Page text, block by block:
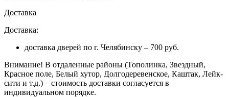
Доставка
Доставка:
доставка дверей по г. Челябинску – 700 руб.
Внимание! В отдаленные районы (Тополинка, Звездный,
Красное поле, Белый хутор, Долгодеревенское, Каштак, Лейк-
сити и т.д.) – стоимость доставки согласуется в
индивидуальном порядке.